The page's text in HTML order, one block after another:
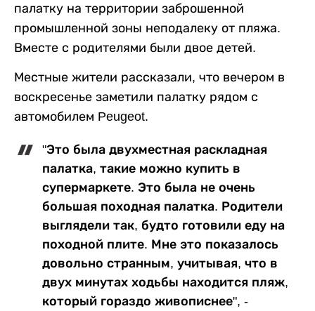
палатку на территории заброшенной
промышленной зоны неподалеку от пляжа.
Вместе с родителями были двое детей.
Местные жители рассказали, что вечером в
воскресенье заметили палатку рядом с
автомобилем Peugeot.
"Это была двухместная раскладная
палатка, такие можно купить в
супермаркете. Это была не очень
большая походная палатка. Родители
выглядели так, будто готовили еду на
походной плите. Мне это показалось
довольно странным, учитывая, что в
двух минутах ходьбы находится пляж,
который гораздо живописнее", -